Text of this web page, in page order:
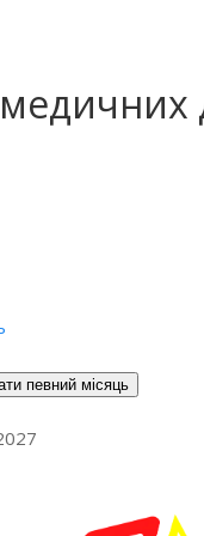
певний місяць